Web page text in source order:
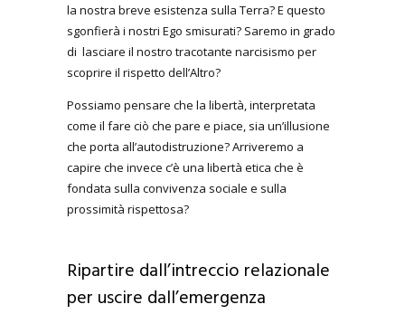
la nostra breve esistenza sulla Terra? E questo
sgonfierà i nostri Ego smisurati? Saremo in grado
di lasciare il nostro tracotante narcisismo per
scoprire il rispetto dell’Altro?
Possiamo pensare che la libertà, interpretata
come il fare ciò che pare e piace, sia un’illusione
che porta all’autodistruzione? Arriveremo a
capire che invece c’è una libertà etica che è
fondata sulla convivenza sociale e sulla
prossimità rispettosa?
Ripartire dall’intreccio relazionale
per uscire dall’emergenza